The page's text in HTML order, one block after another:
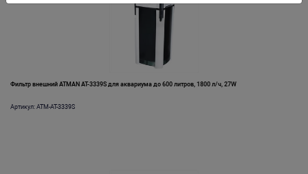
Фильтр внешний ATMAN AT-3339S для аквариума до 600 литров, 1800 л/ч, 27W
Артикул: ATM-AT-3339S